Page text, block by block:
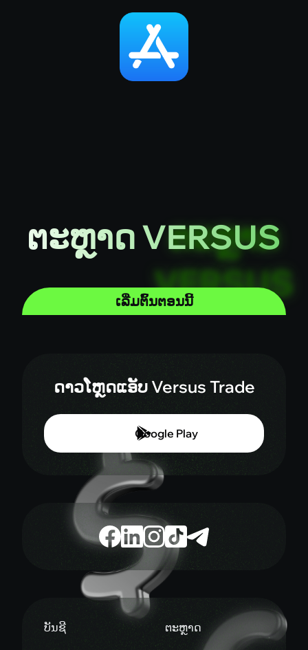
ຕະຫຼາດ VERSUS
ເລີ່ມຕົ້ນຕອນນີ້
ດາວໂຫຼດແອັບ Versus Trade
Google Play
ບັນຊີ ຕະຫຼາດ